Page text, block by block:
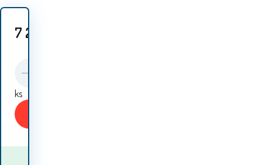
7 299
ks